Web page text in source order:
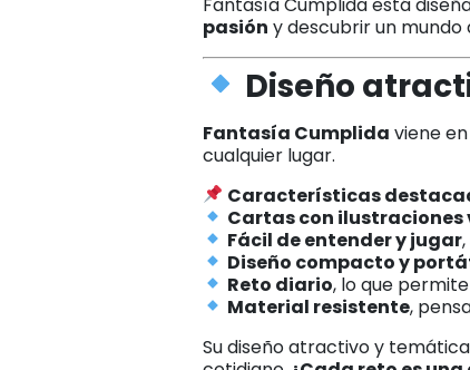
pasión y descubrir un mundo
Diseño
Fantasía Cumplida viene
cualquier lugar.
Características
Cartas con ilustraciones
Fácil de entender y jugar
Diseño compacto y
Reto diario, lo que
Material resistente,
Su diseño atractivo y